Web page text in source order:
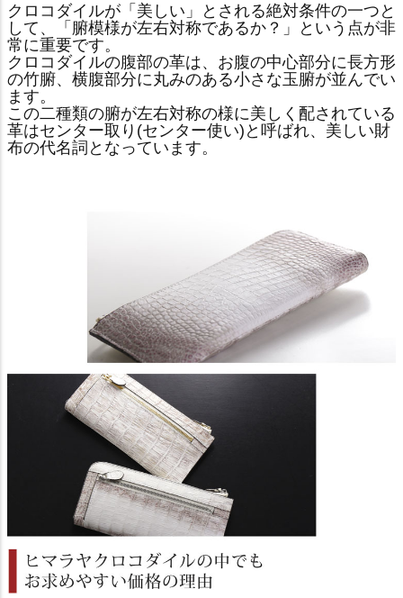
クロコダイルが「美しい」とされる絶対条件の一つと
して、「腑模様が左右対称であるか？」という点が非
常に重要です。
クロコダイルの腹部の革は、お腹の中心部分に長方形
の竹腑、横腹部分に丸みのある小さな玉腑が並んでい
ます。
この二種類の腑が左右対称の様に美しく配されている
革はセンター取り(センター使い)と呼ばれ、美しい財
布の代名詞となっています。